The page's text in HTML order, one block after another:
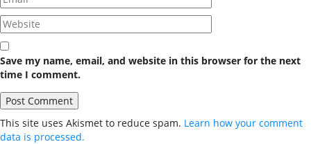
Save my name, email, and website in this browser for the next
time I comment.
This site uses Akismet to reduce spam. Learn how your comment
data is processed.